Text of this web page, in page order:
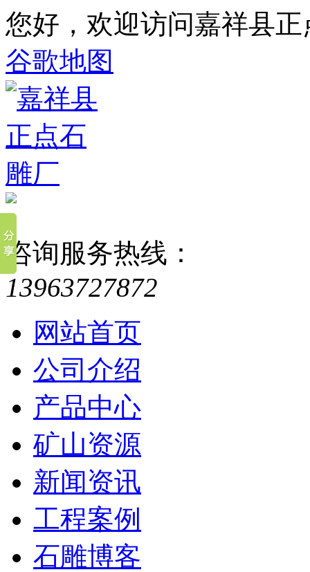
您好，欢迎访问嘉祥县
谷歌地图
咨询服务热线：
13963727872
网站首页
公司介绍
产品中心
矿山资源
新闻资讯
工程案例
石雕博客